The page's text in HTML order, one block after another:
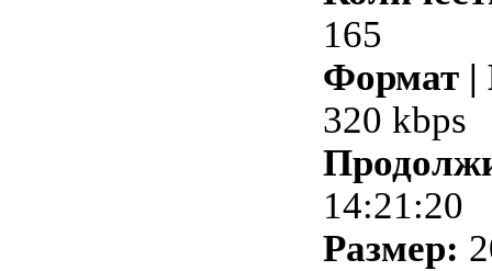
165
Формат |
320 kbps
14:21:20
Размер: